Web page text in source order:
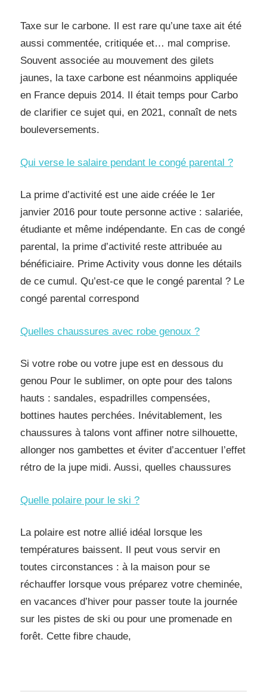
Taxe sur le carbone. Il est rare qu’une taxe ait été
aussi commentée, critiquée et… mal comprise.
Souvent associée au mouvement des gilets
jaunes, la taxe carbone est néanmoins appliquée
en France depuis 2014. Il était temps pour Carbo
de clarifier ce sujet qui, en 2021, connaît de nets
bouleversements.
Qui verse le salaire pendant le congé parental ?
La prime d’activité est une aide créée le 1er
janvier 2016 pour toute personne active : salariée,
étudiante et même indépendante. En cas de congé
parental, la prime d’activité reste attribuée au
bénéficiaire. Prime Activity vous donne les détails
de ce cumul. Qu’est-ce que le congé parental ? Le
congé parental correspond
Quelles chaussures avec robe genoux ?
Si votre robe ou votre jupe est en dessous du
genou Pour le sublimer, on opte pour des talons
hauts : sandales, espadrilles compensées,
bottines hautes perchées. Inévitablement, les
chaussures à talons vont affiner notre silhouette,
allonger nos gambettes et éviter d’accentuer l’effet
rétro de la jupe midi. Aussi, quelles chaussures
Quelle polaire pour le ski ?
La polaire est notre allié idéal lorsque les
températures baissent. Il peut vous servir en
toutes circonstances : à la maison pour se
réchauffer lorsque vous préparez votre cheminée,
en vacances d’hiver pour passer toute la journée
sur les pistes de ski ou pour une promenade en
forêt. Cette fibre chaude,